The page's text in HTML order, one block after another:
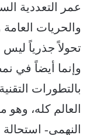
عمر التعددية
والحريات
تحولاً جذرياً
وإنما أيضاً في
بالتطورات
العالم كله،
النهمي-